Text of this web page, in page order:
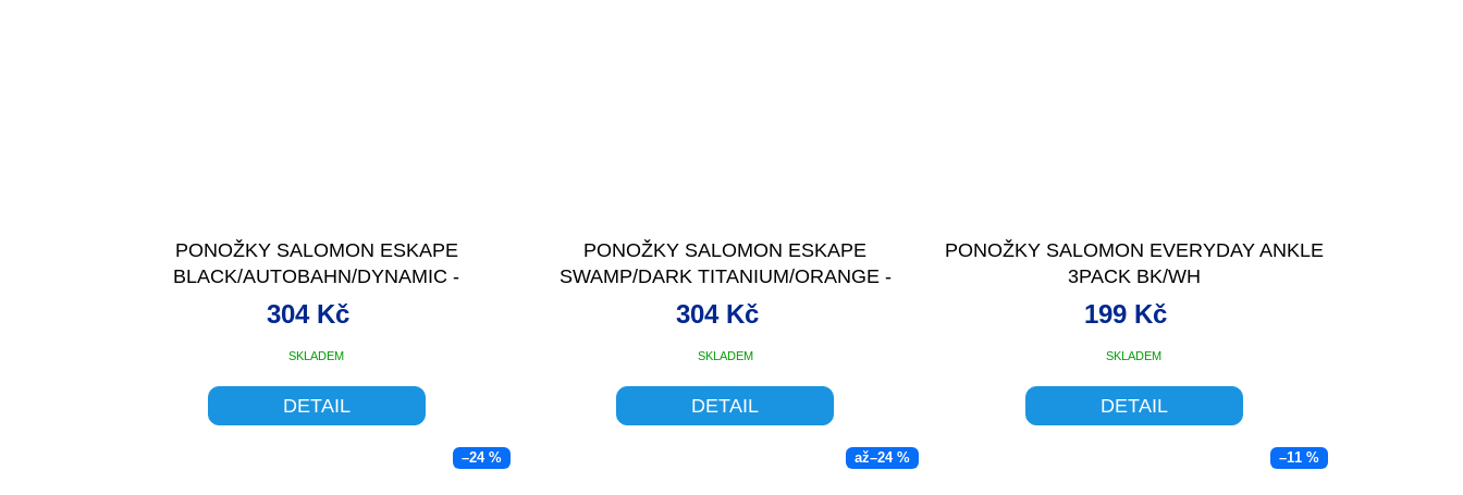
PONOŽKY SALOMON ESKAPE
BLACK/AUTOBAHN/DYNAMIC -
SKLADEM
304 Kč
DETAIL
PONOŽKY SALOMON ESKAPE
SWAMP/DARK TITANIUM/ORANGE -
SKLADEM
304 Kč
DETAIL
PONOŽKY SALOMON EVERYDAY ANKLE
3PACK BK/WH
SKLADEM
199 Kč
DETAIL
–24 % až–24 % –11 %